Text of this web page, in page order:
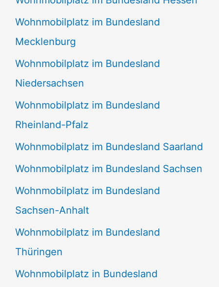
Wohnmobilplatz im Bundesland
Mecklenburg
Wohnmobilplatz im Bundesland
Niedersachsen
Wohnmobilplatz im Bundesland
Rheinland-Pfalz
Wohnmobilplatz im Bundesland Saarland
Wohnmobilplatz im Bundesland Sachsen
Wohnmobilplatz im Bundesland
Sachsen-Anhalt
Wohnmobilplatz im Bundesland
Thüringen
Wohnmobilplatz in Bundesland